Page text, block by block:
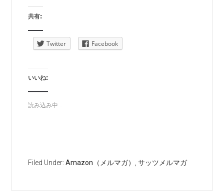
共有:
Twitter Facebook
いいね:
読み込み中...
Filed Under:Amazon（メルマガ） ,サッツメルマガ